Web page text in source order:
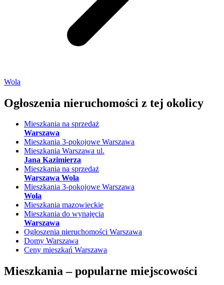
Wola
Ogłoszenia nieruchomości z tej okolicy
Mieszkania na sprzedaż
Warszawa
Mieszkania 3-pokojowe Warszawa
Mieszkania Warszawa ul.
Jana Kazimierza
Mieszkania na sprzedaż
Warszawa Wola
Mieszkania 3-pokojowe Warszawa
Wola
Mieszkania mazowieckie
Mieszkania do wynajęcia
Warszawa
Ogłoszenia nieruchomości Warszawa
Domy Warszawa
Ceny mieszkań Warszawa
Mieszkania –popularne miejscowości